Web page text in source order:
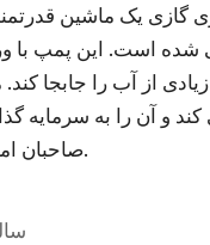
6.5 اسب بخاری گازی یک
از آب را جابجا کند.
و آن را به سرمایه
صاحبان املاک روستایی تبدیل می کند.